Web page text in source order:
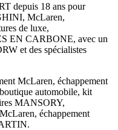
depuis 18 ans pour
McLaren,
de luxe,
EN CARBONE, avec un
et des spécialistes
McLaren, échappement
automobile, kit
MANSORY,
échappement